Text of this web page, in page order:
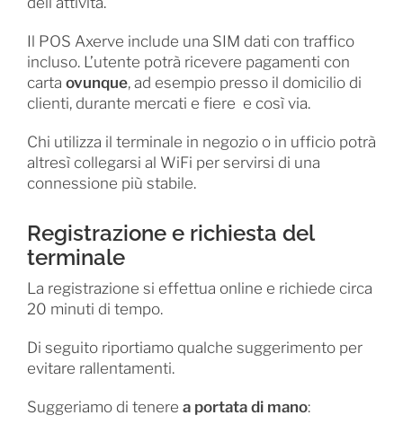
Il POS Axerve include una SIM dati con traffico
incluso. L’utente potrà ricevere pagamenti con
carta ovunque, ad esempio presso il domicilio di
clienti, durante mercati e fiere e così via.
Chi utilizza il terminale in negozio o in ufficio potrà
altresì collegarsi al WiFi per servirsi di una
connessione più stabile.
Registrazione e richiesta del
terminale
La registrazione si effettua online e richiede circa
20 minuti di tempo.
Di seguito riportiamo qualche suggerimento per
evitare rallentamenti.
Suggeriamo di tenere a portata di mano: